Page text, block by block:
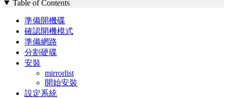
Table of Contents
準備開機碟
確認開機模式
準備網路
分割硬碟
安裝
mirrorlist
開始安裝
設定系統